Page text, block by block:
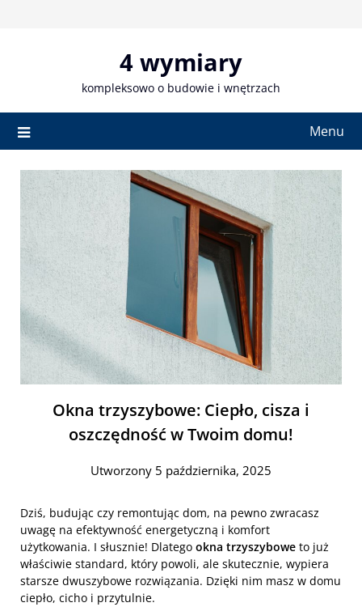
4 wymiary
kompleksowo o budowie i wnętrzach
Menu
Okna trzyszybowe: Ciepło, cisza i
oszczędność w Twoim domu!
Utworzony 5 października, 2025
Dziś, budując czy remontując dom, na pewno zwracasz
uwagę na efektywność energetyczną i komfort
użytkowania. I słusznie! Dlatego okna trzyszybowe to już
właściwie standard, który powoli, ale skutecznie, wypiera
starsze dwuszybowe rozwiązania. Dzięki nim masz w domu
ciepło, cicho i przytulnie.